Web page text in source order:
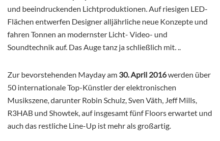
und beeindruckenden Lichtproduktionen. Auf riesigen LED-
Flächen entwerfen Designer alljährliche neue Konzepte und
fahren Tonnen an modernster Licht- Video- und
Soundtechnik auf. Das Auge tanz ja schließlich mit. ..
Zur bevorstehenden Mayday am 30. April 2016werden über
50 internationale Top-Künstler der elektronischen
Musikszene, darunter Robin Schulz, Sven Väth, Jeff Mills,
R3HAB und Showtek, auf insgesamt fünf Floors erwartet und
auch das restliche Line-Up ist mehr als großartig.